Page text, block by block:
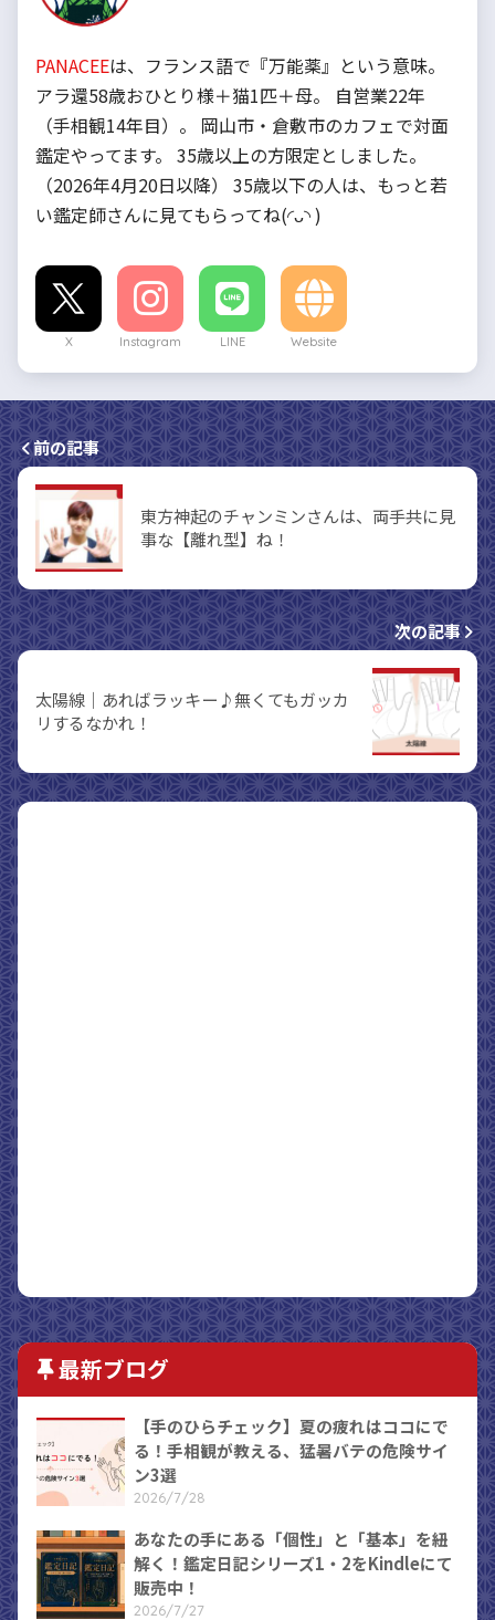
PANACEEは、フランス語で『万能薬』という意味。
アラ還58歳おひとり様＋猫1匹＋母。 自営業22年
（手相観14年目）。 岡山市・倉敷市のカフェで対面
鑑定やってます。 35歳以上の方限定としました。
（2026年4月20日以降） 35歳以下の人は、もっと若
い鑑定師さんに見てもらってね(◜ᴗ◝ )
X Instagram LINE Website
前の記事
東方神起のチャンミンさんは、両手共に見
事な【離れ型】ね！
次の記事
太陽線｜あればラッキー♪無くてもガッカ
リするなかれ！
最新ブログ
【手のひらチェック】夏の疲れはココにで
る！手相観が教える、猛暑バテの危険サイ
ン3選
2026/7/28
あなたの手にある「個性」と「基本」を紐
解く！鑑定日記シリーズ1・2をKindleにて
販売中！
2026/7/27